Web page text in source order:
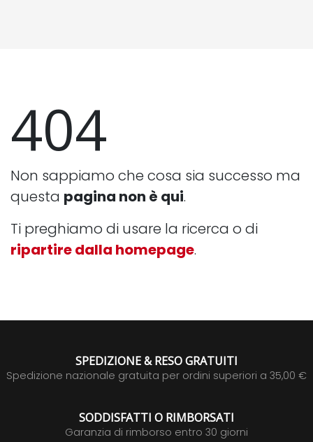
404
Non sappiamo che cosa sia successo ma
questa pagina non è qui.
Ti preghiamo di usare la ricerca o di
ripartire dalla homepage.
SPEDIZIONE & RESO GRATUITI
Spedizione nazionale gratuita per ordini superiori a 35,00 €
SODDISFATTI O RIMBORSATI
Garanzia di rimborso entro 30 giorni